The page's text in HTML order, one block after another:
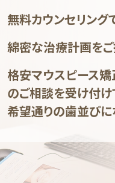
無料カウンセリング
綿密な治療計画をご
格安マウスピース
のご相談を受け付け
希望通りの歯並びに